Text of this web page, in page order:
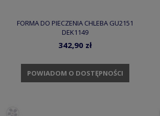
FORMA DO PIECZENIA CHLEBA GU2151
DEK1149
342,90 zł
POWIADOM O DOSTĘPNOŚCI